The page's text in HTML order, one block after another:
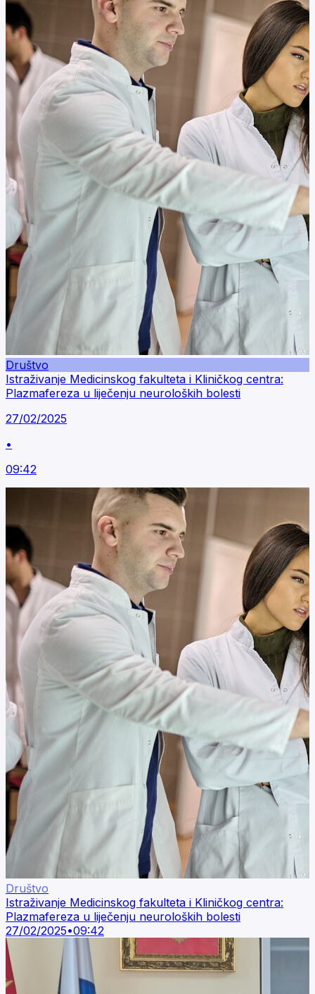
Društvo
Istraživanje Medicinskog fakulteta i Kliničkog centra:
Plazmafereza u liječenju neuroloških bolesti
27/02/2025
•
09:42
Društvo
Istraživanje Medicinskog fakulteta i Kliničkog centra:
Plazmafereza u liječenju neuroloških bolesti
27/02/2025•09:42